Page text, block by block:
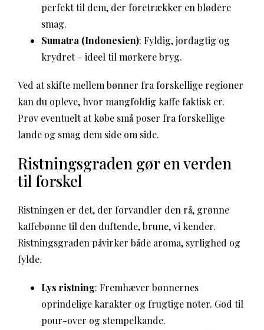
perfekt til dem, der foretrækker en blødere
smag.
Sumatra (Indonesien): Fyldig, jordagtig og
krydret – ideel til mørkere bryg.
Ved at skifte mellem bønner fra forskellige regioner
kan du opleve, hvor mangfoldig kaffe faktisk er.
Prøv eventuelt at købe små poser fra forskellige
lande og smag dem side om side.
Ristningsgraden gør en verden
til forskel
Ristningen er det, der forvandler den rå, grønne
kaffebønne til den duftende, brune, vi kender.
Ristningsgraden påvirker både aroma, syrlighed og
fylde.
Lys ristning: Fremhæver bønnernes
oprindelige karakter og frugtige noter. God til
pour-over og stempelkande.